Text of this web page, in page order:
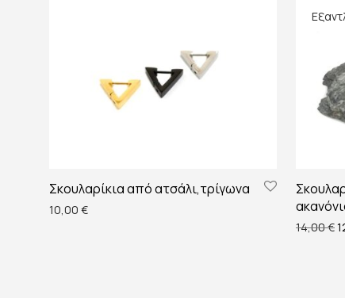
Σκουλαρίκια από ατσάλι,τρίγωνα
10,00 €
14,00€